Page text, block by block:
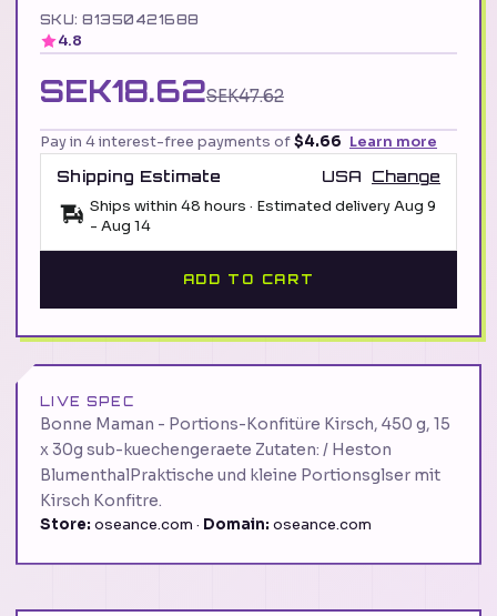
SKU: 81350421688
4.8
SEK18.62SEK47.62
Pay in 4 interest-free payments of$4.66 Learn more
Shipping Estimate
USA
Change
Ships within 48 hours · Estimated deliveryAug 9
- Aug 14
ADD TO CART
LIVE SPEC
Bonne Maman - Portions-Konfitüre Kirsch, 450 g, 15
x 30g sub-kuechengeraete Zutaten: / Heston
BlumenthalPraktische und kleine Portionsglser mit
Kirsch Konfitre.
Store: oseance.com · Domain: oseance.com